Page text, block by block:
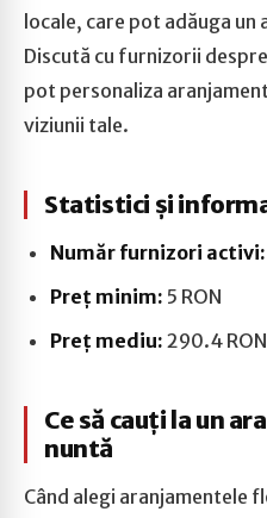
locale, care pot adăuga
Discută cu furnizorii
pot personaliza
viziunii tale.
Statistici și
Număr furnizori activi:
Preț minim: 5 RON
Preț mediu: 290.4 RON
Ce să cauți la un
nuntă
Când alegi aranjamentele